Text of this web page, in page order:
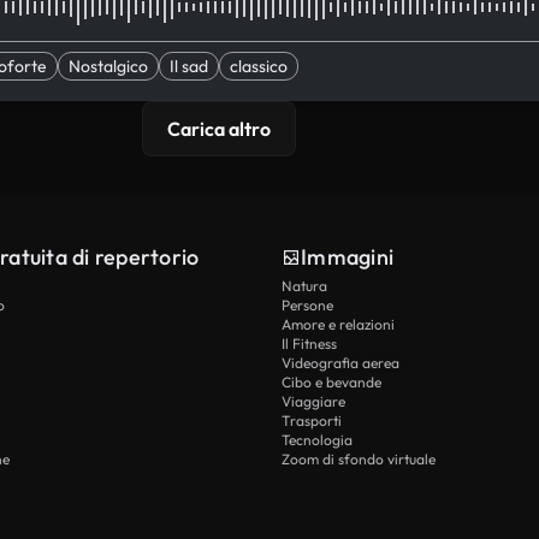
Nostalgico Il sad classico
Carica altro
di repertorio Immagini
Natura
Persone
Amore e relazioni
Il Fitness
Videografia aerea
Cibo e bevande
Viaggiare
Trasporti
Tecnologia
Zoom di sfondo virtuale